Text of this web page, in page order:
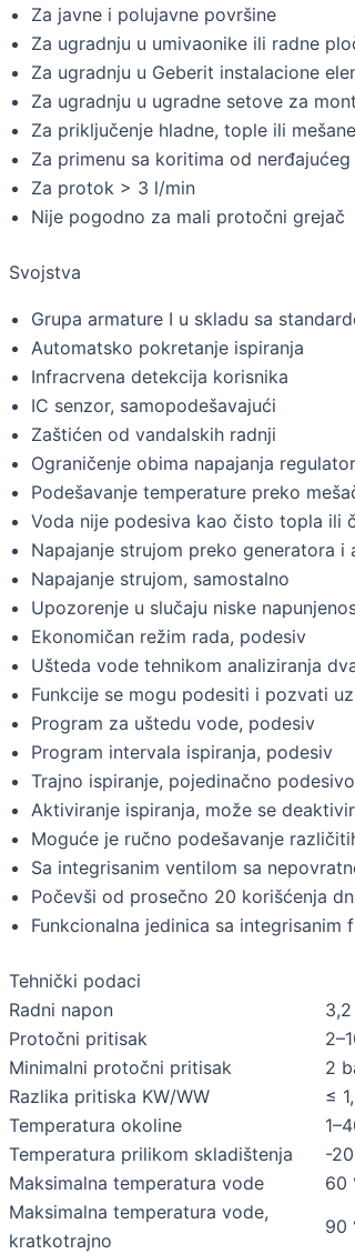
Za javne i polujavne površine
Za ugradnju u umivaonike ili radne
Za ugradnju u Geberit instalacione
Za ugradnju u ugradne setove za
Za priključenje hladne, tople ili
Za primenu sa koritima od nerđajućeg
Za protok > 3 l/min
Nije pogodno za mali protočni grejač
Svojstva
Grupa armature I u skladu sa
Automatsko pokretanje ispiranja
Infracrvena detekcija korisnika
IC senzor, samopodešavajući
Zaštićen od vandalskih radnji
Ograničenje obima napajanja
Podešavanje temperature preko
Voda nije podesiva kao čisto topla ili
Napajanje strujom preko generatora i
Napajanje strujom, samostalno
Upozorenje u slučaju niske
Ekonomičan režim rada, podesiv
Ušteda vode tehnikom analiziranja
Funkcije se mogu podesiti i pozvati
Program za uštedu vode, podesiv
Program intervala ispiranja, podesiv
Trajno ispiranje, pojedinačno podesivo
Aktiviranje ispiranja, može se
Moguće je ručno podešavanje
Sa integrisanim ventilom sa
Počevši od prosečno 20 korišćenja
Funkcionalna jedinica sa integrisanim
Tehnički podaci
Radni napon
Protočni pritisak
Minimalni protočni pritisak
2
Razlika pritiska KW/WW
≤
Temperatura okoline
Temperatura prilikom skladištenja
-
Maksimalna temperatura vode
60
Maksimalna temperatura vode,
kratkotrajno
90